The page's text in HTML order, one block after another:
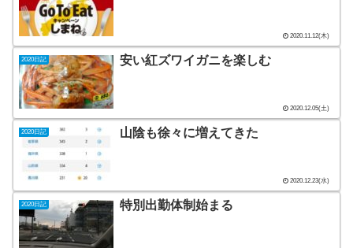
2020.11.12(木)
2020日記 安い紅ズワイガニを楽しむ
2020.12.05(土)
2020日記 山陰も徐々に増えてきた
2020.12.23(水)
2020日記 特別出勤体制始まる